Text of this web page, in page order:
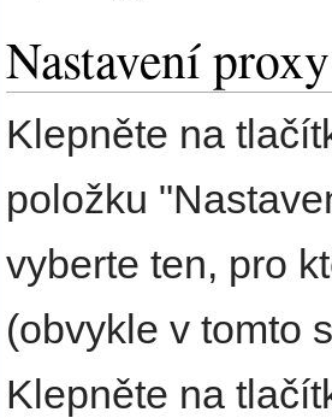
Nastavení
Klepněte na
položku
vyberte ten, pro
(obvykle v tomto
Klepněte na